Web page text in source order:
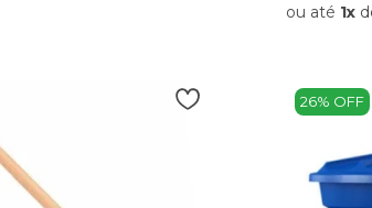
ou até 1x
26% OFF